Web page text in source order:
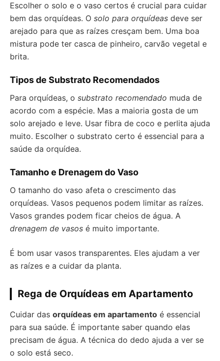
Escolher o solo e o vaso certos é crucial para cuidar
bem das orquídeas. O solo para orquídeas deve ser
arejado para que as raízes cresçam bem. Uma boa
mistura pode ter casca de pinheiro, carvão vegetal e
brita.
Tipos de Substrato Recomendados
Para orquídeas, o substrato recomendado muda de
acordo com a espécie. Mas a maioria gosta de um
solo arejado e leve. Usar fibra de coco e perlita ajuda
muito. Escolher o substrato certo é essencial para a
saúde da orquídea.
Tamanho e Drenagem do Vaso
O tamanho do vaso afeta o crescimento das
orquídeas. Vasos pequenos podem limitar as raízes.
Vasos grandes podem ficar cheios de água. A
drenagem de vasos é muito importante.
É bom usar vasos transparentes. Eles ajudam a ver
as raízes e a cuidar da planta.
Rega de Orquídeas em Apartamento
Cuidar das orquídeas em apartamento é essencial
para sua saúde. É importante saber quando elas
precisam de água. A técnica do dedo ajuda a ver se
o solo está seco.